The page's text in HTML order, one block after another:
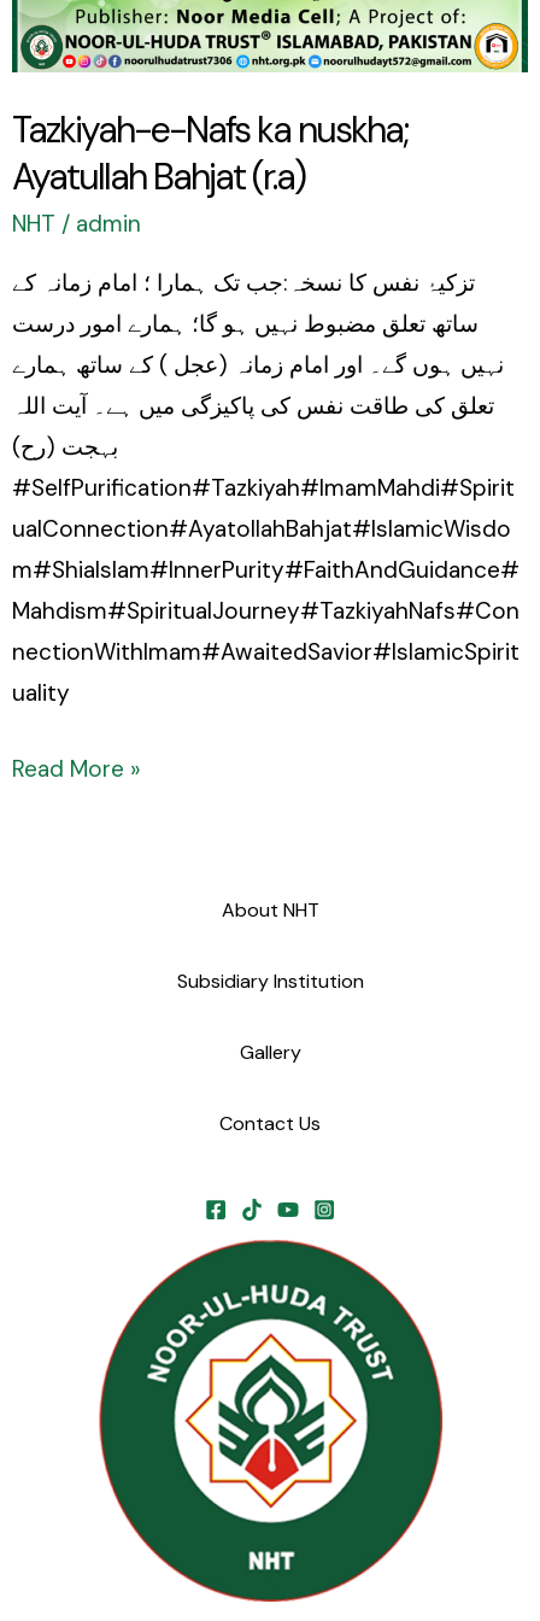
Tazkiyah-e-Nafs ka nuskha;
Ayatullah Bahjat (r.a)
NHT / admin
تزکیۂ نفس کا نسخہ:جب تک ہمارا ؛ امام زمانہ کے
ساتھ تعلق مضبوط نہیں ہو گا؛ ہمارے امور درست
نہیں ہوں گے۔ اور امام زمانہ (عجل ) کے ساتھ ہمارے
تعلق کی طاقت نفس کی پاکیزگی میں ہے۔ آیت اللہ
بہجت (رح)
#SelfPurification#Tazkiyah#ImamMahdi#Spirit
ualConnection#AyatollahBahjat#IslamicWisdo
m#ShiaIslam#InnerPurity#FaithAndGuidance#
Mahdism#SpiritualJourney#TazkiyahNafs#Con
nectionWithImam#AwaitedSavior#IslamicSpirit
uality
Read More »
About NHT
Subsidiary Institution
Gallery
Contact Us